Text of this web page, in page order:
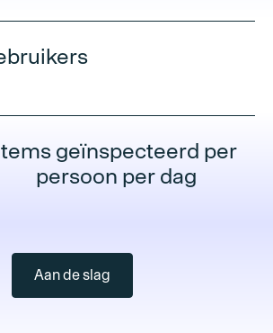
geïnspecteerd per
persoon per dag
Aan de slag